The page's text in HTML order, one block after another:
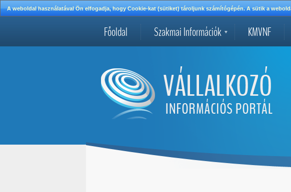
A weboldal használatával Ön elfogadja, hogy Cookie-kat (sütiket) tároljunk számítógépén. A sütik a
Főoldal Szakmai Információk KMVNF